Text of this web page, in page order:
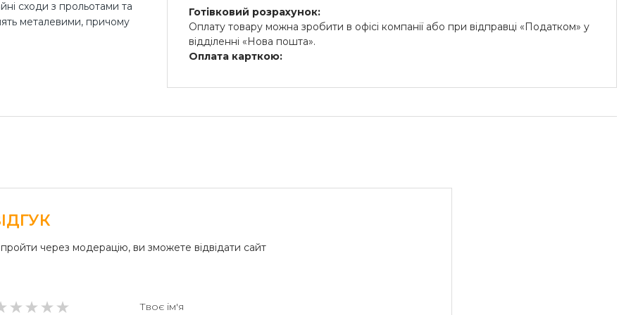
сходи з прольотами та
металевими, причому
так і класичний
Готівковий розрахунок:
Оплату товару можна зробити в офісі компанії або при відправці «Податком» у
відділенні «Нова пошта».
Оплата карткою:
платіжні термінали) та «Райффайзен Банк Аваль»
Безготівкова плата на розрахунковий рахунок.
через модерацію, ви зможете відвідати сайт